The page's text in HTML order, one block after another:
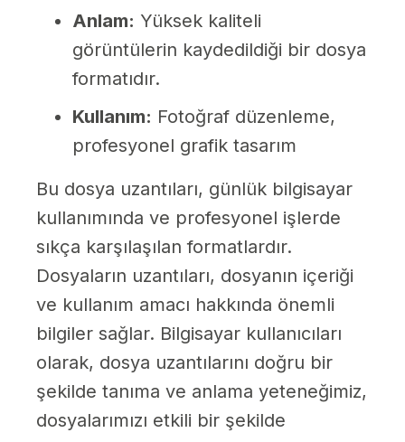
Anlam: Yüksek kaliteli
görüntülerin kaydedildiği bir dosya
formatıdır.
Kullanım: Fotoğraf düzenleme,
profesyonel grafik tasarım
Bu dosya uzantıları, günlük bilgisayar
kullanımında ve profesyonel işlerde
sıkça karşılaşılan formatlardır.
Dosyaların uzantıları, dosyanın içeriği
ve kullanım amacı hakkında önemli
bilgiler sağlar. Bilgisayar kullanıcıları
olarak, dosya uzantılarını doğru bir
şekilde tanıma ve anlama yeteneğimiz,
dosyalarımızı etkili bir şekilde